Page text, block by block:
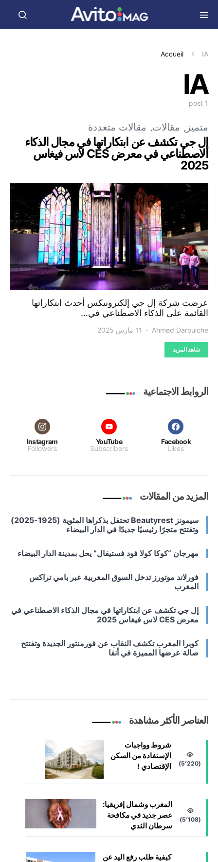
Accueil IA
IA
1 post
متميز مقالات مقالات متعددة
إل جي تكشف عن ابتكاراتها في مجال الذكاء
الاصطناعي في معرض CES لاس فيغاس
2025
عرضت شركة إل جي إلكترونيكس أحدث ابتكاراتها
القائمة على الذكاء الاصطناعي في…
Ahmed Darouiche 11 مارس 2025
شاهد المزيد
الروابط الاجتماعية
Facebook
Likes
YouTube
Subscribers
Instagram
Followers
المزيد من المقالات
سيمونز Beautyrest تحتفل بذكراها المئوية (1925-2025)
وتفتتح متجرًا رئيسيًا جديدًا في الدار البيضاء
مهرجان “كوكا كولا فود فستيفال” يحل بمدينة الدار البيضاء
فورلاند موتورز تدخل السوق المغربية عبر بامي تراكس
المغرب
إل جي تكشف عن ابتكاراتها في مجال الذكاء الاصطناعي في
معرض CES لاس فيغاس 2025
كوبرا المغرب تكشف النقاب عن فورمنتور الجديدة وتفتتح
صالة عرضها المميزة في أنفا
العناصر الأكثر مشاهدة
شروط وواجبات
الإستفادة من السكن
الإقتصادي !
(5٬220)
المغرب وشمال إفريقيا:
عصر جديد في مكافحة
سرطان الثدي
(5٬108)
كيفية طلب رفع اليد عن